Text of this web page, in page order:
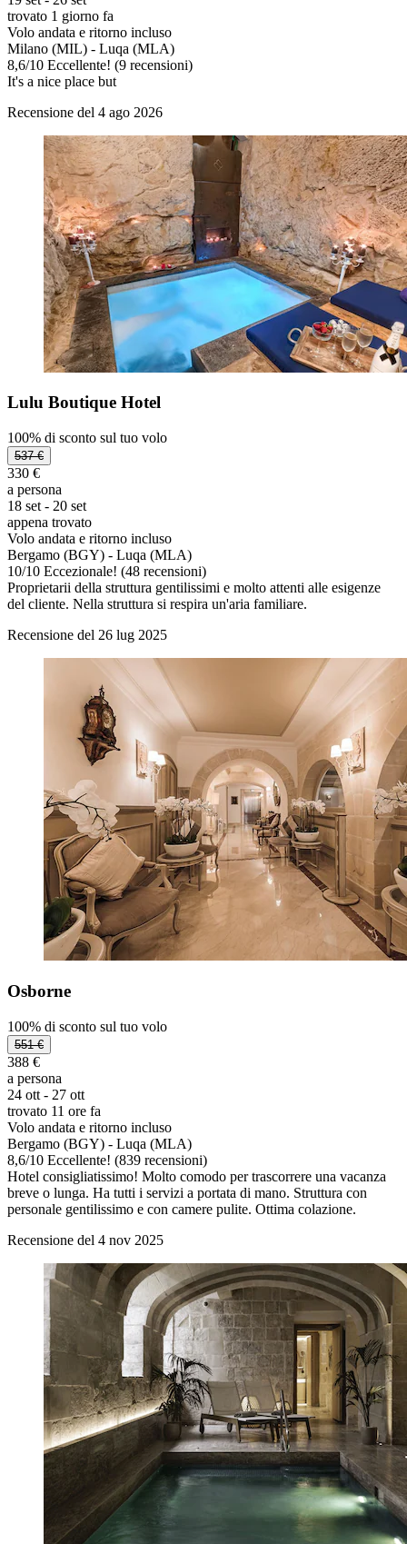
trovato 1 giorno fa
Volo andata e ritorno incluso
Milano (MIL) - Luqa (MLA)
8,6/10 Eccellente! (9 recensioni)
It's a nice place but
Recensione del 4 ago 2026
Lulu Boutique Hotel
100% di sconto sul tuo volo
537 €
330 €
a persona
18 set - 20 set
appena trovato
Volo andata e ritorno incluso
Bergamo (BGY) - Luqa (MLA)
10/10 Eccezionale! (48 recensioni)
Proprietarii della struttura gentilissimi e molto attenti alle esigenze
del cliente. Nella struttura si respira un'aria familiare.
Recensione del 26 lug 2025
Osborne
100% di sconto sul tuo volo
551 €
388 €
a persona
24 ott - 27 ott
trovato 11 ore fa
Volo andata e ritorno incluso
Bergamo (BGY) - Luqa (MLA)
8,6/10 Eccellente! (839 recensioni)
Hotel consigliatissimo! Molto comodo per trascorrere una vacanza
breve o lunga. Ha tutti i servizi a portata di mano. Struttura con
personale gentilissimo e con camere pulite. Ottima colazione.
Recensione del 4 nov 2025